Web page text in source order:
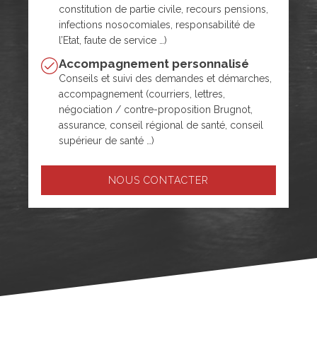
constitution de partie civile, recours pensions,
infections nosocomiales, responsabilité de
l’Etat, faute de service …)
Accompagnement personnalisé
Conseils et suivi des demandes et démarches,
accompagnement (courriers, lettres,
négociation / contre-proposition Brugnot,
assurance, conseil régional de santé, conseil
supérieur de santé …)
NOUS CONTACTER